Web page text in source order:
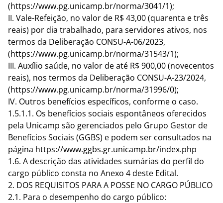
(https://www.pg.unicamp.br/norma/3041/1);
II. Vale-Refeição, no valor de R$ 43,00 (quarenta e três
reais) por dia trabalhado, para servidores ativos, nos
termos da Deliberação CONSU-A-06/2023,
(https://www.pg.unicamp.br/norma/31543/1);
III. Auxílio saúde, no valor de até R$ 900,00 (novecentos
reais), nos termos da Deliberação CONSU-A-23/2024,
(https://www.pg.unicamp.br/norma/31996/0);
IV. Outros benefícios específicos, conforme o caso.
1.5.1.1. Os benefícios sociais espontâneos oferecidos
pela Unicamp são gerenciados pelo Grupo Gestor de
Benefícios Sociais (GGBS) e podem ser consultados na
página https://www.ggbs.gr.unicamp.br/index.php
1.6. A descrição das atividades sumárias do perfil do
cargo público consta no Anexo 4 deste Edital.
2. DOS REQUISITOS PARA A POSSE NO CARGO PÚBLICO
2.1. Para o desempenho do cargo público: